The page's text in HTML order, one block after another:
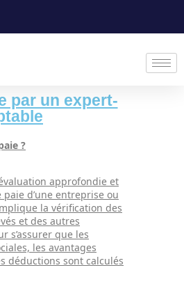
par un expert-
?
approfondie et
d’une entreprise ou
la vérification des
et des autres
s’assurer que les
les avantages
déductions sont calculés